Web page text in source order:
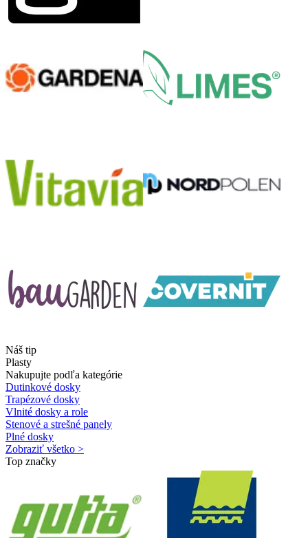
Náš tip
Plasty
Nakupujte podľa kategórie
Dutinkové dosky
Trapézové dosky
Vlnité dosky a role
Stenové a strešné panely
Plné dosky
Zobraziť všetko >
Top značky